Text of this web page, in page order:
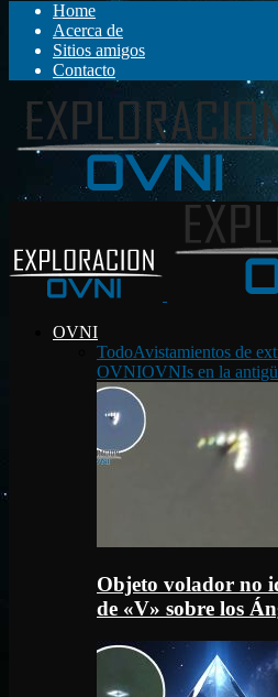
Home
Acerca de
Sitios amigos
Contacto
OVNI
TodoAvistamientos de
OVNIOVNIs en la
Objeto volador no
de «V» sobre los